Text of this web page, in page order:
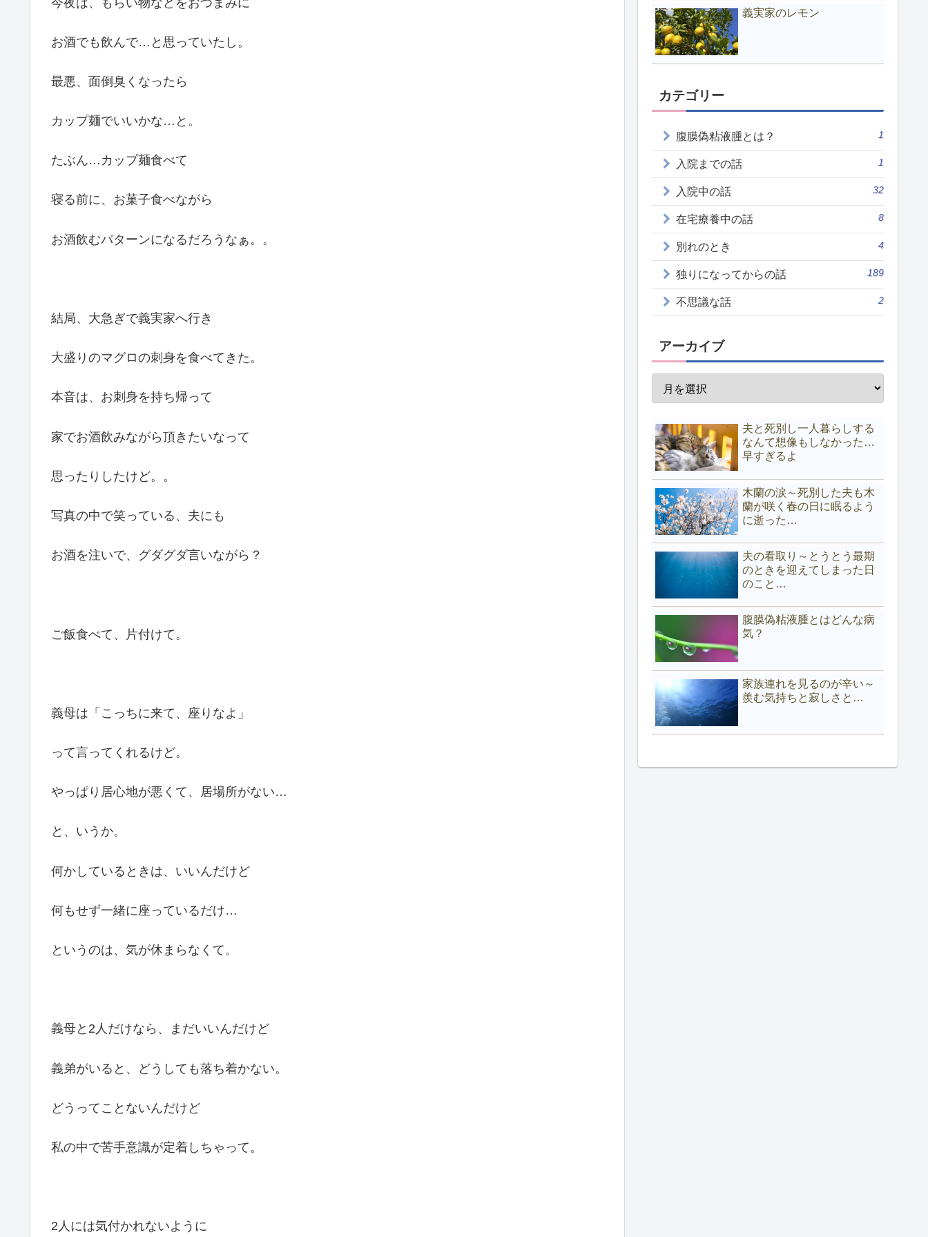
お酒でも飲んで…と思っていたし。
最悪、面倒臭くなったら
カップ麺でいいかな…と。
たぶん…カップ麺食べて
寝る前に、お菓子食べながら
お酒飲むパターンになるだろうなぁ。。
結局、大急ぎで義実家へ行き
大盛りのマグロの刺身を食べてきた。
本音は、お刺身を持ち帰って
家でお酒飲みながら頂きたいなって
思ったりしたけど。。
写真の中で笑っている、夫にも
お酒を注いで、グダグダ言いながら？
ご飯食べて、片付けて。
義母は「こっちに来て、座りなよ」
って言ってくれるけど。
やっぱり居心地が悪くて、居場所がない…
と、いうか。
何かしているときは、いいんだけど
何もせず一緒に座っているだけ…
というのは、気が休まらなくて。
義母と2人だけなら、まだいいんだけど
義弟がいると、どうしても落ち着かない。
どうってことないんだけど
私の中で苦手意識が定着しちゃって。
2人には気付かれないように
義実家のレモン
カテゴリー
腹膜偽粘液腫とは？ 1
入院までの話 1
入院中の話 32
在宅療養中の話 8
別れのとき 4
独りになってからの話 189
不思議な話 2
アーカイブ
夫と死別し一人暮らしする
なんて想像もしなかった…
早すぎるよ
木蘭の涙～死別した夫も木
蘭が咲く春の日に眠るよう
に逝った…
夫の看取り～とうとう最期
のときを迎えてしまった日
のこと…
腹膜偽粘液腫とはどんな病
気？
家族連れを見るのが辛い～
羨む気持ちと寂しさと…